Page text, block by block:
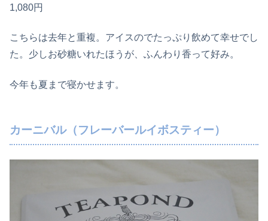
1,080円
こちらは去年と重複。アイスのでたっぷり飲めて幸せでし
た。少しお砂糖いれたほうが、ふんわり香って好み。
今年も夏まで寝かせます。
カーニバル（フレーバールイボスティー）